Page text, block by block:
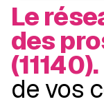
Le
des
(11140).
de vos